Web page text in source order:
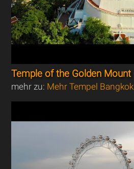
Temple of the Golden Mount
mehr zu: Mehr Tempel Bangkok